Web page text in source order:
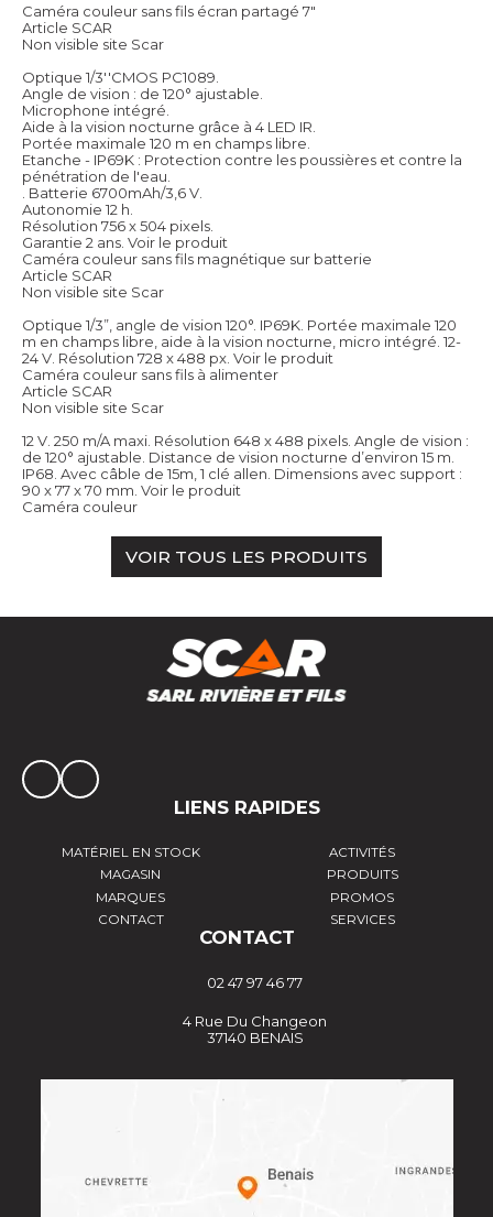
Caméra couleur sans fils écran partagé 7"
Article SCAR
Non visible site Scar
Optique 1/3''CMOS PC1089.
Angle de vision : de 120° ajustable.
Microphone intégré.
Aide à la vision nocturne grâce à 4 LED IR.
Portée maximale 120 m en champs libre.
Etanche - IP69K : Protection contre les poussières et contre la
pénétration de l'eau.
. Batterie 6700mAh/3,6 V.
Autonomie 12 h.
Résolution 756 x 504 pixels.
Garantie 2 ans. Voir le produit
Caméra couleur sans fils magnétique sur batterie
Article SCAR
Non visible site Scar
Optique 1/3”, angle de vision 120°. IP69K. Portée maximale 120
m en champs libre, aide à la vision nocturne, micro intégré. 12-
24 V. Résolution 728 x 488 px. Voir le produit
Caméra couleur sans fils à alimenter
Article SCAR
Non visible site Scar
12 V. 250 m/A maxi. Résolution 648 x 488 pixels. Angle de vision :
de 120° ajustable. Distance de vision nocturne d’environ 15 m.
IP68. Avec câble de 15m, 1 clé allen. Dimensions avec support :
90 x 77 x 70 mm. Voir le produit
Caméra couleur
VOIR TOUS LES PRODUITS
LIENS RAPIDES
MATÉRIEL EN STOCK
ACTIVITÉS
MAGASIN
PRODUITS
MARQUES
PROMOS
CONTACT
SERVICES
CONTACT
02 47 97 46 77
4 Rue Du Changeon
37140 BENAIS